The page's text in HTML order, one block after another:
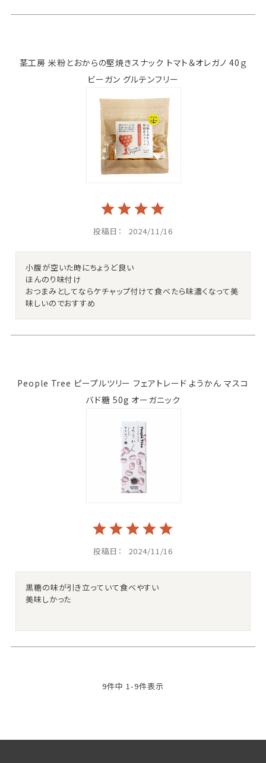
茎工房 米粉とおからの堅焼きスナック トマト＆オレガノ 40ｇ
ビーガン グルテンフリー
投稿日 2024/11/16
小腹が空いた時にちょうど良い
ほんのり味付け
おつまみとしてならケチャップ付けて食べたら味濃くなって美
味しいのでおすすめ
People Tree ピープルツリー フェアトレード ようかん マスコ
バド糖 50g オーガニック
投稿日 2024/11/16
黒糖の味が引き立っていて食べやすい
美味しかった
9件中 1-9件表示